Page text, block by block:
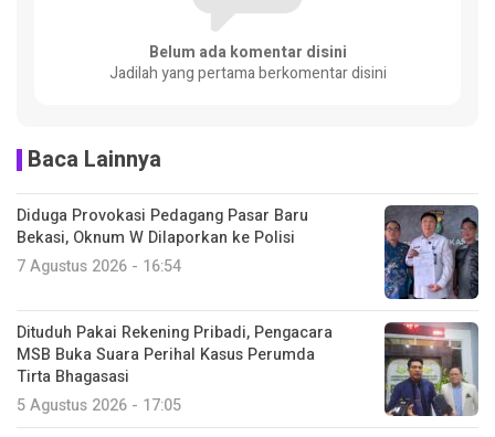
Belum ada komentar disini
Jadilah yang pertama berkomentar disini
Baca Lainnya
Diduga Provokasi Pedagang Pasar Baru
Bekasi, Oknum W Dilaporkan ke Polisi
7 Agustus 2026 - 16:54
Dituduh Pakai Rekening Pribadi, Pengacara
MSB Buka Suara Perihal Kasus Perumda
Tirta Bhagasasi
5 Agustus 2026 - 17:05